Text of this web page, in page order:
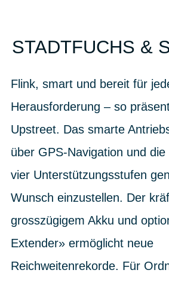
STADTFUCHS &
Flink, smart und bereit für
Herausforderung – so
Upstreet. Das smarte
über GPS-Navigation und
vier Unterstützungsstufen
Wunsch einzustellen. Der
grosszügigem Akku und
Extender» ermöglicht neue
Reichweitenrekorde. Für